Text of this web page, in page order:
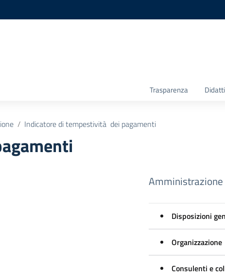
Trasparenza
Indicatore di tempestività dei pagamenti
Disposizioni
Organizzazione
Consulenti e